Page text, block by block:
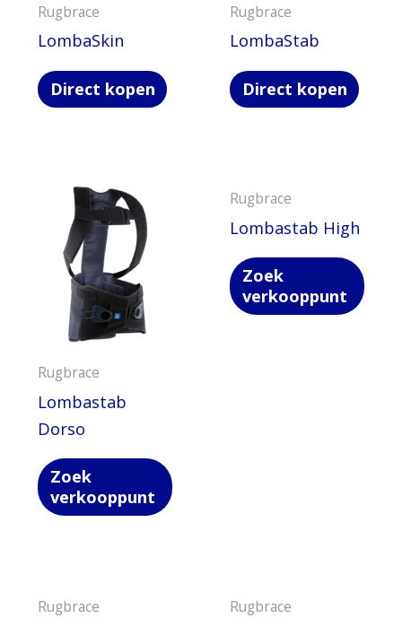
Rugbrace
LombaSkin
Direct kopen
Rugbrace
LombaStab
Direct kopen
Rugbrace
Lombastab
Dorso
Zoek
verkooppunt
Rugbrace
Lombastab High
Zoek
verkooppunt
Rugbrace Rugbrace